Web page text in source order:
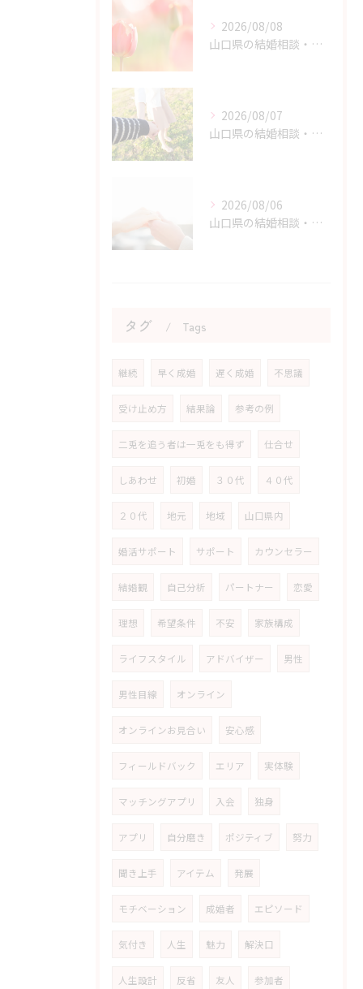
2026/08/08
山口県の結婚相談・原因と結果から学ぶ婚活体験の価値
2026/08/07
山口県の結婚相談・婚活を始める勇気を持つためのヒント
2026/08/06
山口県の結婚相談・婚活の自己肯定感を高める実践アドバイス
タグ Tags
継続 早く成婚 遅く成婚 不思議
受け止め方 結果論 参考の例
二兎を追う者は一兎をも得ず 仕合せ
しあわせ 初婚 ３０代 ４０代
２０代 地元 地域 山口県内
婚活サポート サポート カウンセラー
結婚観 自己分析 パートナー 恋愛
理想 希望条件 不安 家族構成
ライフスタイル アドバイザー 男性
男性目線 オンライン
オンラインお見合い 安心感
フィールドバック エリア 実体験
マッチングアプリ 入会 独身
アプリ 自分磨き ポジティブ 努力
聞き上手 アイテム 発展
モチベーション 成婚者 エピソード
気付き 人生 魅力 解決口
人生設計 反省 友人 参加者